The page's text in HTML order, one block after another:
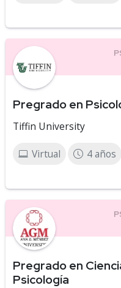
Pregrado en
Tiffin University
Virtual 4 años
Pregrado en
Psicología